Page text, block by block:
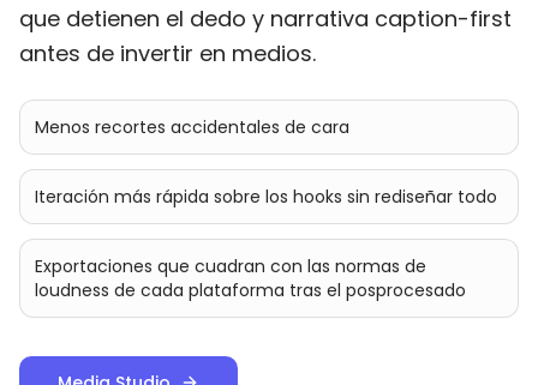
que detienen el dedo y narrativa caption-first
antes de invertir en medios.
Menos recortes accidentales de cara
Iteración más rápida sobre los hooks sin rediseñar todo
Exportaciones que cuadran con las normas de
loudness de cada plataforma tras el posprocesado